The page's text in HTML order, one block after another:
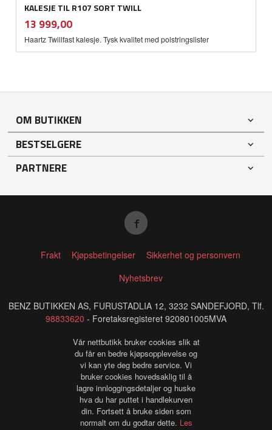
KALESJE TIL R107 SORT TWILL
Pris
13 999,00mva.
Haartz Twillfast kalesje. Tysk kvalitet med polstringslister
OM BUTIKKEN
BESTSELGERE
PARTNERE
Frakt Kjøpsbetingelser
Sikkerhet og personvern
Nyhetsbrev
BENZ BUTIKKEN AS, FURUSTADLIA 12, 3232 SANDEFJORD, Tlf.
98833620 - Foretaksregisteret 920801005MVA
Vår nettbutikk bruker cookies slik at
du får en bedre kjøpsopplevelse og
vi kan yte deg bedre service. Vi
bruker cookies hovedsaklig til å
lagre innloggingsdetaljer og huske
hva du har puttet i handlekurven
din. Fortsett å bruke siden som
normalt om du godtar dette. Les